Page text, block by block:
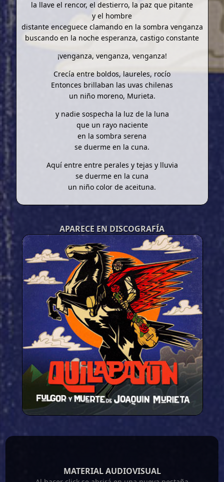
la llave el rencor, el destierro, la paz que pitante
y el hombre
distante enceguece clamando en la sombra venganza
buscando en la noche esperanza, castigo constante
¡venganza, venganza, venganza!
Crecía entre boldos, laureles, rocío
Entonces brillaban las uvas chilenas
un niño moreno, Murieta.
y nadie sospecha la luz de la luna
que un rayo naciente
en la sombra serena
se duerme en la cuna.
Aquí entre entre perales y tejas y lluvia
se duerme en la cuna
un niño color de aceituna.
APARECE EN DISCOGRAFÍA
MATERIAL AUDIOVISUAL